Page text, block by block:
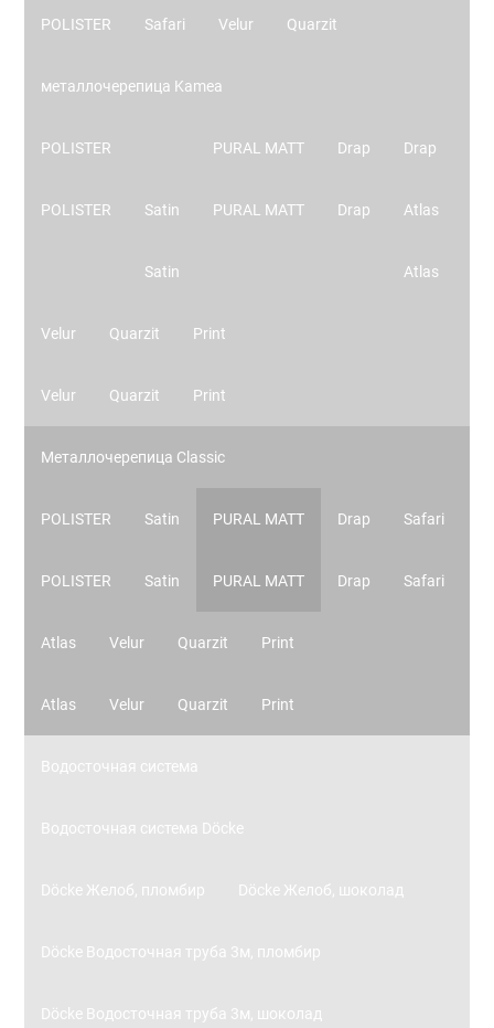
POLISTER Safari Velur Quarzit
металлочерепица Kamea
POLISTER
POLISTER Satin
Satin
PURAL MATT
PURAL MATT
Drap
Drap
Drap
Atlas
Atlas
Velur
Velur
Quarzit
Quarzit
Print
Print
Металлочерепица Classic
POLISTER
POLISTER
Satin
Satin
PURAL MATT
PURAL MATT
Drap
Drap
Safari
Safari
Atlas
Atlas
Velur
Velur
Quarzit
Quarzit
Print
Print
Водосточная система
Водосточная система Döcke
Döcke Желоб, пломбир Döcke Желоб, шоколад
Döcke Водосточная труба 3м, пломбир
Döcke Водосточная труба 3м, шоколад